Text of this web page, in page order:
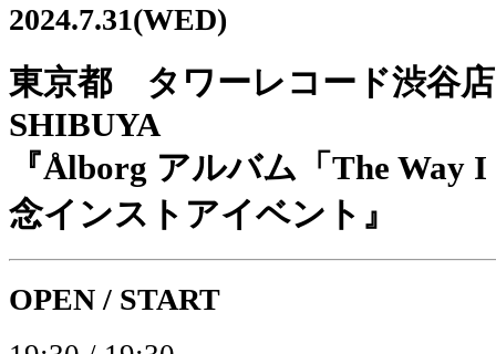
2024.7.31(WED)
東京都 タワーレコード渋谷
SHIBUYA
『Ålborg アルバム「The Way
念インストアイベント』
OPEN / START